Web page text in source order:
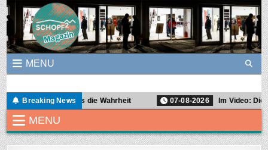
Skip to content
MENU
Schopf2Magazin
Ein Graswurzel-Magazin für Demokratie- und Soziokultur in
Breaking News
Zwischen uns die Wahrheit 07-08-2026 Im Video: Die
MENU